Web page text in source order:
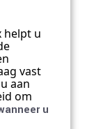
helpt u
vast
aan
om
u